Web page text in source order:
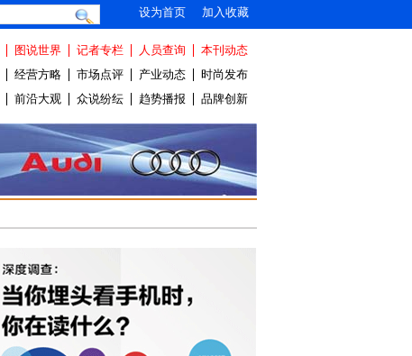
加入收藏
设为首页
图说世界 记者专栏 人员查询
本刊动态
经营方略 市场点评 产业动态
时尚发布
前沿大观 众说纷纭 趋势播报 品牌创新